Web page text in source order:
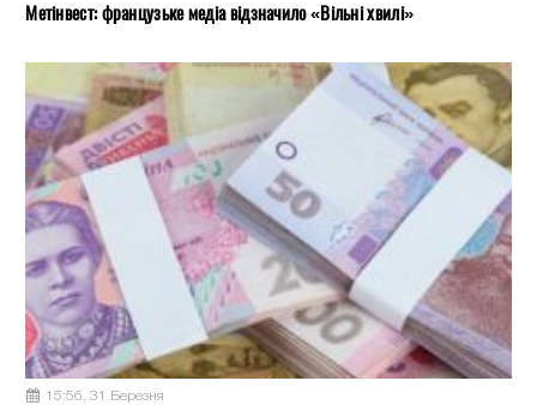
Метінвест: французьке медіа відзначило «Вільні хвилі»
15:56, 31 Березня